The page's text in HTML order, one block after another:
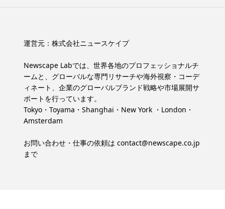
運営元： 株式会社ニュースケイプ
Newscape Labでは、世界各地のプロフェッショナルチ
ームと、グローバルな専門リサーチや海外視察・コーデ
ィネート、企業のグローバルブランド戦略や市場展開サ
ポートを行っています。
Tokyo・Toyama・Shanghai・New York ・London・
Amsterdam
お問い合わせ・仕事の依頼は contact@newscape.co.jp
まで